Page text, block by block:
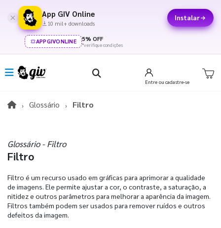
App GIV Online
10 mil+ downloads
Instalar
APPGIVONLINE 5% OFF
*verifique condições
Entre ou cadastre-se
Glossário Filtro
Glossário - Filtro
Filtro
Filtro é um recurso usado em gráficas para aprimorar a qualidade
de imagens. Ele permite ajustar a cor, o contraste, a saturação, a
nitidez e outros parâmetros para melhorar a aparência da imagem.
Filtros também podem ser usados para remover ruídos e outros
defeitos da imagem.